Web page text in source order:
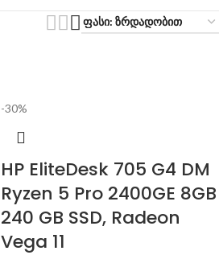
-30%
HP EliteDesk 705 G4 DM
Ryzen 5 Pro 2400GE 8GB
240 GB SSD, Radeon
Vega 11